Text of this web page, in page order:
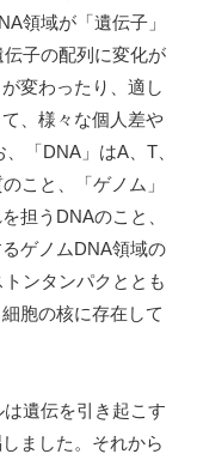
領域が「遺伝子」
子の配列に変化が
変わったり、適し
、様々な個人差や
「DNA」はA、T、
こと、「ゲノム」
担うDNAのこと、
ゲノムDNA領域の
ンタンパクととも
胞の核に存在して
遺伝を引き起こす
ました。それから